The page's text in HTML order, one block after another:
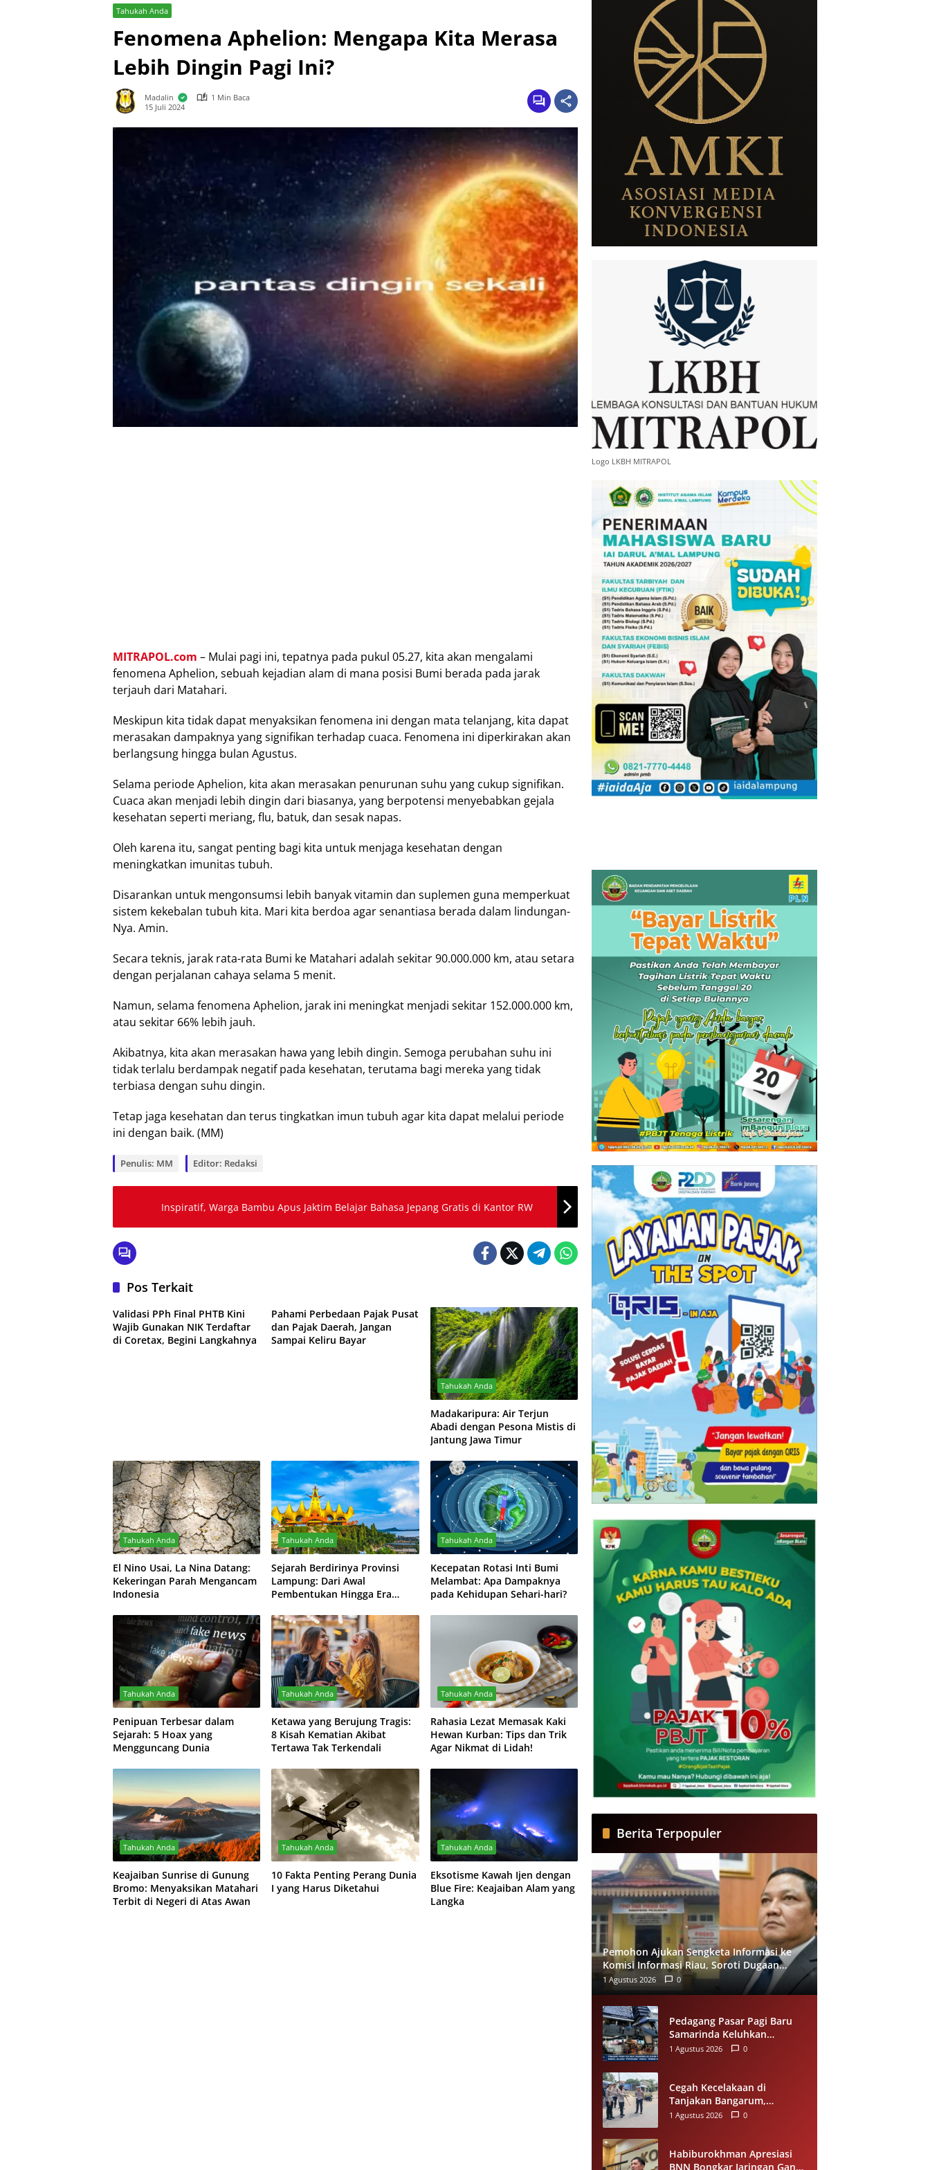
Tahukah Anda
Fenomena Aphelion: Mengapa Kita Merasa
Lebih Dingin Pagi Ini?
Madalin
1 Min Baca
15 Juli 2024
MITRAPOL.com – Mulai pagi ini, tepatnya pada pukul 05.27, kita akan mengalami
fenomena Aphelion, sebuah kejadian alam di mana posisi Bumi berada pada jarak
terjauh dari Matahari.
Meskipun kita tidak dapat menyaksikan fenomena ini dengan mata telanjang, kita dapat
merasakan dampaknya yang signifikan terhadap cuaca. Fenomena ini diperkirakan akan
berlangsung hingga bulan Agustus.
Selama periode Aphelion, kita akan merasakan penurunan suhu yang cukup signifikan.
Cuaca akan menjadi lebih dingin dari biasanya, yang berpotensi menyebabkan gejala
kesehatan seperti meriang, flu, batuk, dan sesak napas.
Oleh karena itu, sangat penting bagi kita untuk menjaga kesehatan dengan
meningkatkan imunitas tubuh.
Disarankan untuk mengonsumsi lebih banyak vitamin dan suplemen guna memperkuat
sistem kekebalan tubuh kita. Mari kita berdoa agar senantiasa berada dalam lindungan-
Nya. Amin.
Secara teknis, jarak rata-rata Bumi ke Matahari adalah sekitar 90.000.000 km, atau setara
dengan perjalanan cahaya selama 5 menit.
Namun, selama fenomena Aphelion, jarak ini meningkat menjadi sekitar 152.000.000 km,
atau sekitar 66% lebih jauh.
Akibatnya, kita akan merasakan hawa yang lebih dingin. Semoga perubahan suhu ini
tidak terlalu berdampak negatif pada kesehatan, terutama bagi mereka yang tidak
terbiasa dengan suhu dingin.
Tetap jaga kesehatan dan terus tingkatkan imun tubuh agar kita dapat melalui periode
ini dengan baik. (MM)
Penulis: MM Editor: Redaksi
Inspiratif, Warga Bambu Apus Jaktim Belajar Bahasa Jepang Gratis di Kantor RW
Pos Terkait
Validasi PPh Final PHTB Kini
Wajib Gunakan NIK Terdaftar
di Coretax, Begini Langkahnya
Pahami Perbedaan Pajak Pusat
dan Pajak Daerah, Jangan
Sampai Keliru Bayar
Tahukah Anda
Madakaripura: Air Terjun
Abadi dengan Pesona Mistis di
Jantung Jawa Timur
Tahukah Anda
El Nino Usai, La Nina Datang:
Kekeringan Parah Mengancam
Indonesia
Tahukah Anda
Sejarah Berdirinya Provinsi
Lampung: Dari Awal
Pembentukan Hingga Era
Tahukah Anda
Kecepatan Rotasi Inti Bumi
Melambat: Apa Dampaknya
pada Kehidupan Sehari-hari?
Tahukah Anda
Penipuan Terbesar dalam
Sejarah: 5 Hoax yang
Mengguncang Dunia
Tahukah Anda
Ketawa yang Berujung Tragis:
8 Kisah Kematian Akibat
Tertawa Tak Terkendali
Tahukah Anda
Rahasia Lezat Memasak Kaki
Hewan Kurban: Tips dan Trik
Agar Nikmat di Lidah!
Tahukah Anda
Keajaiban Sunrise di Gunung
Bromo: Menyaksikan Matahari
Terbit di Negeri di Atas Awan
Tahukah Anda
10 Fakta Penting Perang Dunia
I yang Harus Diketahui
Tahukah Anda
Eksotisme Kawah Ijen dengan
Blue Fire: Keajaiban Alam yang
Langka
Logo LKBH MITRAPOL
Berita Terpopuler
Pemohon Ajukan Sengketa Informasi ke
Komisi Informasi Riau, Soroti Dugaan
Tidak Ditanggapinya Permohonan ke PPID
Pelalawan
1 Agustus 2026 0
Pedagang Pasar Pagi Baru
Samarinda Keluhkan
Penataan, Omzet Menurun;
Pengunjung
1 Agustus 2026 0
Cegah Kecelakaan di
Tanjakan Bangarum,
Kapolres Lebak Perintahkan
1 Agustus 2026 0
Habiburokhman Apresiasi
BNN Bongkar Jaringan Ganja